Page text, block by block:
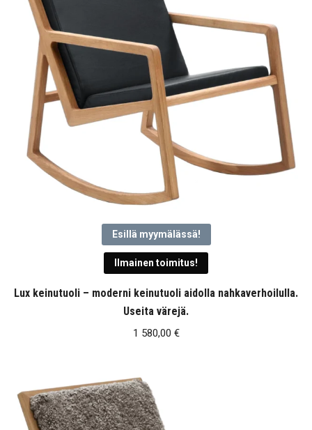
Esillä myymälässä!
Ilmainen toimitus!
Lux keinutuoli – moderni keinutuoli aidolla nahkaverhoilulla.
Useita värejä.
1 580,00 €